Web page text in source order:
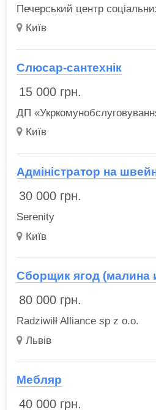
Печерський центр
Київ
Слюсар-сантехнік
15 000 грн.
ДП
Київ
Адміністратор на
30 000 грн.
Serenity
Київ
Сборщик ягод (малина
80 000 грн.
Radziwiłł Alliance sp z o.o.
Львів
Мебляр
40 000 грн.